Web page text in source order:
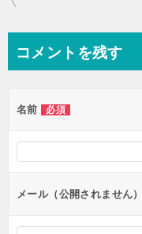
ビ
ー
シ
ン
コメントを残す
名前 必須
メール（公開されません）